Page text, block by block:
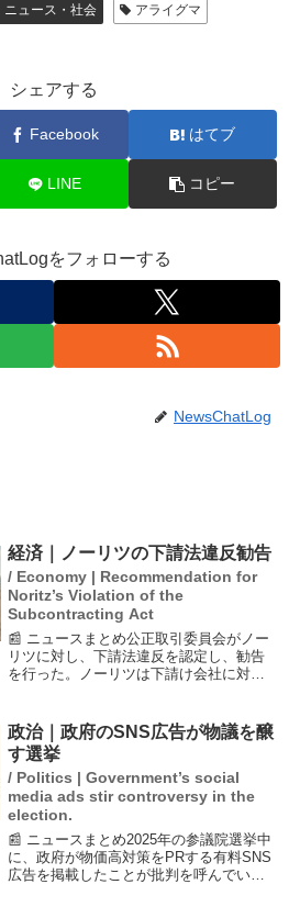
ニュース・社会
アライグマ
シェアする
Facebook はてブ
LINE コピー
をフォローする
NewsChatLog
経済｜ノーリツの下請法違反勧告
/ Economy | Recommendation for
Noritz’s Violation of the
Subcontracting Act
📰 ニュースまとめ公正取引委員会がノー
リツに対し、下請法違反を認定し、勧告
を行った。ノーリツは下請け会社に対し
は法律に反するため、再発防止を求めら
れた。ノーリツは神...
政治｜政府のSNS広告が物議を醸
す選挙
/ Politics | Government’s social
media ads stir controversy in the
election.
📰 ニュースまとめ2025年の参議院選挙中
に、政府が物価高対策をPRする有料SNS
広告を掲載したことが批判を呼んでい